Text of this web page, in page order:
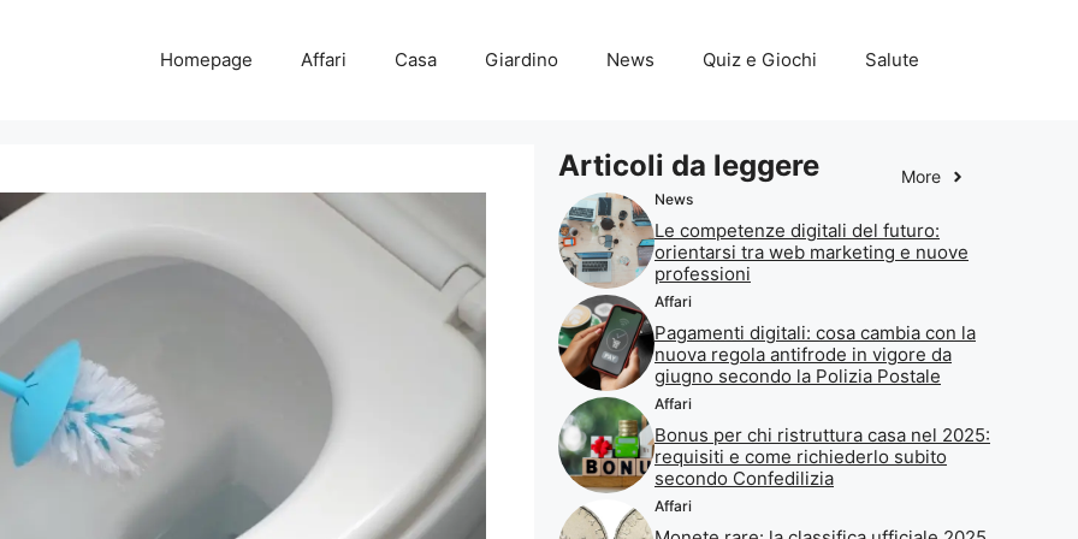
Homepage Affari Casa Giardino News Quiz e Giochi Salute
Articoli da leggere More
News
Le competenze digitali del futuro:
orientarsi tra web marketing e nuove
professioni
Affari
Pagamenti digitali: cosa cambia con la
nuova regola antifrode in vigore da
giugno secondo la Polizia Postale
Affari
Bonus per chi ristruttura casa nel 2025:
requisiti e come richiederlo subito
secondo Confedilizia
Affari